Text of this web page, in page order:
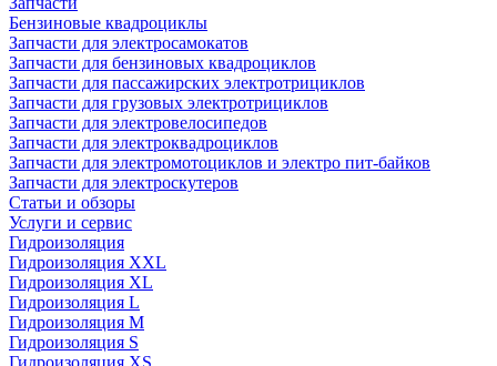
Бензиновые квадроциклы
Запчасти для электросамокатов
Запчасти для бензиновых квадроциклов
Запчасти для пассажирских электротрициклов
Запчасти для грузовых электротрициклов
Запчасти для электровелосипедов
Запчасти для электроквадроциклов
Запчасти для электромотоциклов и электро пит-байков
Запчасти для электроскутеров
Статьи и обзоры
Услуги и сервис
Гидроизоляция
Гидроизоляция XXL
Гидроизоляция XL
Гидроизоляция L
Гидроизоляция M
Гидроизоляция S
Гидроизоляция XS